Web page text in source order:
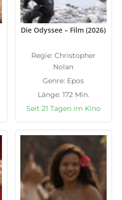
Die Odyssee – Film (2026)
Regie: Christopher
Nolan
Genre: Epos
Länge: 172 Min.
Seit 21 Tagen im Kino